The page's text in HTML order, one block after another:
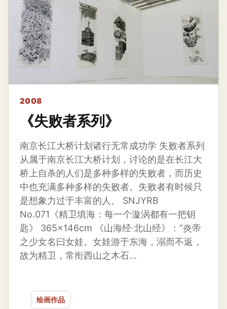
2008
《失败者系列》
南京长江大桥计划诸行无常成功学 失败者系列
从属于南京长江大桥计划，讨论的是在长江大
桥上自杀的人们是多种多样的失败者，而历史
中也充满多种多样的失败者。失败者有时候只
是想象力过于丰富的人。 SNJYRB
No.071《精卫填海：每一个漩涡都有一把钥
匙》 365x146cm 《山海经·北山经》：“炎帝
之少女名曰女娃。女娃游于东海，溺而不返，
故为精卫，常衔西山之木石...
绘画作品